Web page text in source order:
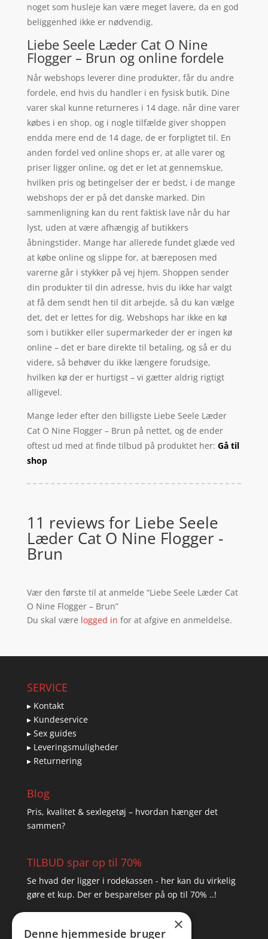
noget som husleje kan være meget lavere, da en god
beliggenhed ikke er nødvendig.
Liebe Seele Læder Cat O Nine
Flogger – Brun og online fordele
Når webshops leverer dine produkter, får du andre
fordele, end hvis du handler i en fysisk butik. Dine
varer skal kunne returneres i 14 dage. når dine varer
købes i en shop, og i nogle tilfælde giver shoppen
endda mere end de 14 dage, de er forpligtet til. En
anden fordel ved online shops er, at alle varer og
priser ligger online, og det er let at gennemskue,
hvilken pris og betingelser der er bedst, i de mange
webshops der er på det danske marked. Din
sammenligning kan du rent faktisk lave når du har
lyst, uden at være afhængig af butikkers
åbningstider. Mange har allerede fundet glæde ved
at købe online og slippe for, at bæreposen med
varerne går i stykker på vej hjem. Shoppen sender
din produkter til din adresse, hvis du ikke har valgt
at få dem sendt hen til dit arbejde, så du kan vælge
det, det er lettes for dig. Webshops har ikke en kø
som i butikker eller supermarkeder der er ingen kø
online – det er bare direkte til betaling, og så er du
videre, så behøver du ikke længere forudsige,
hvilken kø der er hurtigst – vi gætter aldrig rigtigt
alligevel.
Mange leder efter den billigste Liebe Seele Læder
Cat O Nine Flogger – Brun på nettet, og de ender
oftest ud med at finde tilbud på produktet her: Gå til
shop
11 reviews for Liebe Seele
Læder Cat O Nine Flogger -
Brun
Vær den første til at anmelde “Liebe Seele Læder Cat
O Nine Flogger – Brun”
Du skal være logged in for at afgive en anmeldelse.
SERVICE
▸ Kontakt
▸ Kundeservice
▸ Sex guides
▸ Leveringsmuligheder
▸ Returnering
Blog
Pris, kvalitet & sexlegetøj – hvordan hænger det
sammen?
TILBUD spar op til 70%
Se hvad der ligger i rodekassen - her kan du virkelig
gøre et kup. Der er besparelser på op til 70% ..!
×
Denne hjemmeside bruger